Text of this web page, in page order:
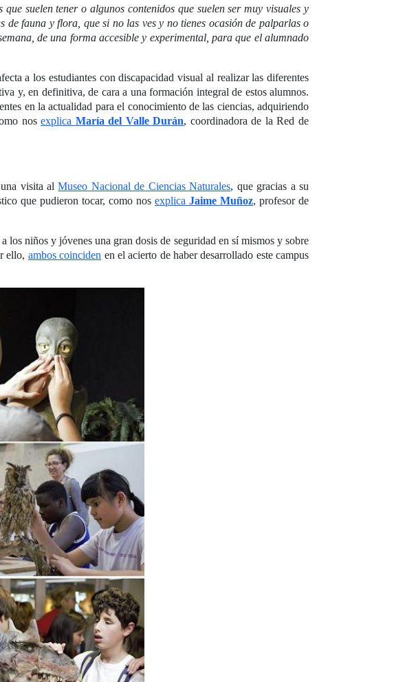
suelen tener o algunos contenidos que suelen ser muy visuales y
fauna y flora, que si no las ves y no tienes ocasión de palparlas o
de una forma accesible y experimental, para que el alumnado
a los estudiantes con discapacidad visual al realizar las diferentes
y, en definitiva, de cara a una formación integral de estos alumnos.
en la actualidad para el conocimiento de las ciencias, adquiriendo
nosexplica María del Valle Durán, coordinadora de la Red de
una visita alMuseo Nacional de Ciencias Naturales, que gracias a su
que pudieron tocar, como nos explica Jaime Muñoz, profesor de
los niños y jóvenes una gran dosis de seguridad en sí mismos y sobre
ello, ambos coinciden en el acierto de haber desarrollado este campus